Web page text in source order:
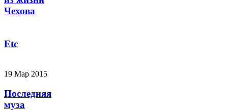
Чехова
Etc
19 Мар 2015
Последняя
муза